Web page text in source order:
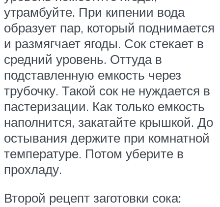
утрамбуйте. При кипении вода
образует пар, который поднимается
и размягчает ягоды. Сок стекает в
средний уровень. Оттуда в
подставленную емкость через
трубочку. Такой сок не нуждается в
пастеризации. Как только емкость
наполнится, закатайте крышкой. До
остывания держите при комнатной
температуре. Потом уберите в
прохладу.
Второй рецепт заготовки сока: